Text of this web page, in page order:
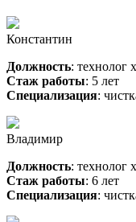
Константин
Должность: технолог
Стаж работы: 5 лет
Специализация:
Владимир
Должность: технолог
Стаж работы: 6 лет
Специализация: